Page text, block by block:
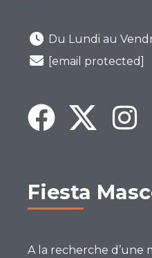
Du Lundi au
[email protected]
Fiesta
A la recherche d’une